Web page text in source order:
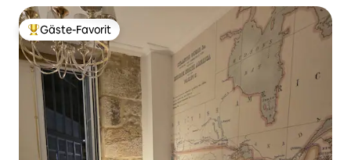
Beliebter Gäste-Favorit.
Gäste-Favorit